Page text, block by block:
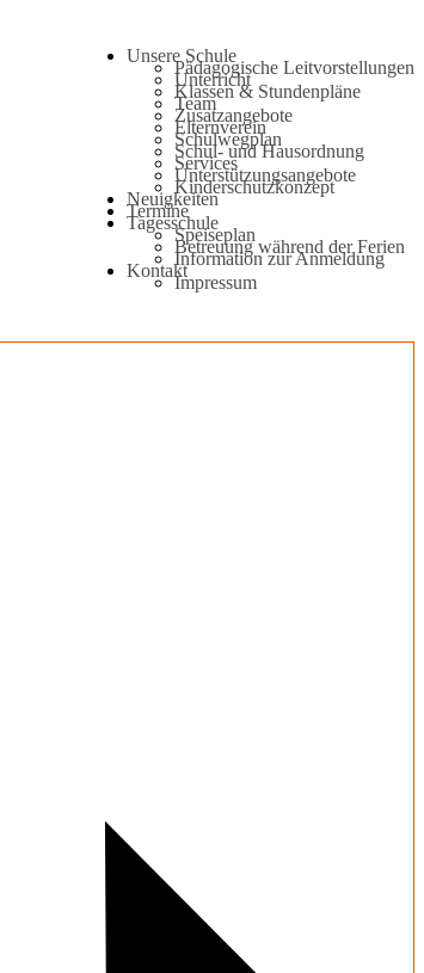
Unsere Schule
Pädagogische Leitvorstellungen
Unterricht
Klassen & Stundenpläne
Team
Zusatzangebote
Elternverein
Schulwegplan
Schul- und Hausordnung
Services
Unterstützungsangebote
Kinderschutzkonzept
Neuigkeiten
Termine
Tagesschule
Speiseplan
Betreuung während der Ferien
Information zur Anmeldung
Kontakt
Impressum